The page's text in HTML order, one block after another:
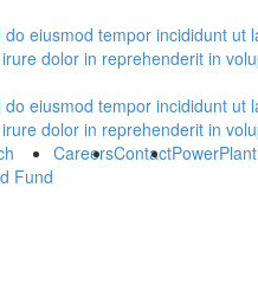
eiusmod tempor incididunt
dolor in reprehenderit in
eiusmod tempor incididunt
dolor in reprehenderit in
Fund
CareersContact